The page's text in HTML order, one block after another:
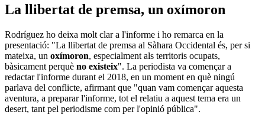
La llibertat de premsa, un oxímoron
Rodríguez ho deixa molt clar a l'informe i ho remarca en la
presentació: "La llibertat de premsa al Sàhara Occidental és, per si
mateixa, un oxímoron, especialment als territoris ocupats,
bàsicament perquè no existeix". La periodista va començar a
redactar l'informe durant el 2018, en un moment en què ningú
parlava del conflicte, afirmant que "quan vam començar aquesta
aventura, a preparar l'informe, tot el relatiu a aquest tema era un
desert, tant pel periodisme com per l'opinió pública".